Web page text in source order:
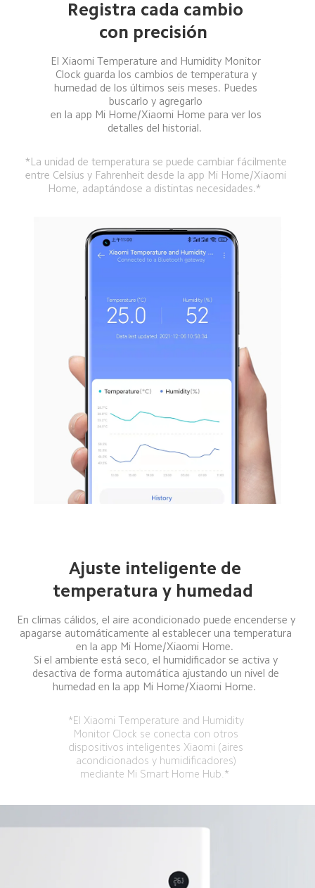
Registra cada cambio
con precisión
El Xiaomi Temperature and Humidity Monitor
Clock guarda los cambios de temperatura y
humedad de los últimos seis meses. Puedes
buscarlo y agregarlo
en la app Mi Home/Xiaomi Home para ver los
detalles del historial.
*La unidad de temperatura se puede cambiar fácilmente
entre Celsius y Fahrenheit desde la app Mi Home/Xiaomi
Home, adaptándose a distintas necesidades.*
Ajuste inteligente de
temperatura y humedad
En climas cálidos, el aire acondicionado puede encenderse y
apagarse automáticamente al establecer una temperatura
en la app Mi Home/Xiaomi Home.
Si el ambiente está seco, el humidificador se activa y
desactiva de forma automática ajustando un nivel de
humedad en la app Mi Home/Xiaomi Home.
*El Xiaomi Temperature and Humidity
Monitor Clock se conecta con otros
dispositivos inteligentes Xiaomi (aires
acondicionados y humidificadores)
mediante Mi Smart Home Hub.*